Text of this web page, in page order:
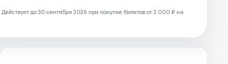
Действует до 30 сентября 2026 при покупке билетов от 3 000 ₽ на